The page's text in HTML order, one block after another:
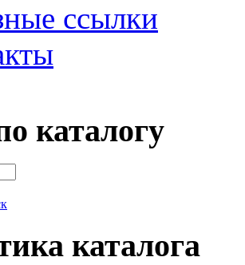
ссылки
каталогу
каталога